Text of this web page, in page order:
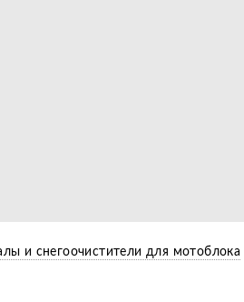
и снегоочистители для мотоблока